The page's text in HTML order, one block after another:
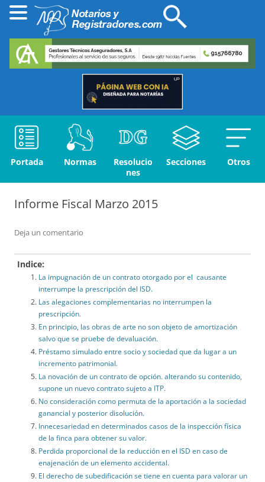
Portada Normas
Resolucio
nes
Secciones Otros
Informe Fiscal Marzo 2015
Deja un comentario
Indice:
La impugnación de un contrato otorgado por el causante
interrumpe la prescripción del ISD.
Las alegaciones complementarias no interrumpen la
prescripción.
En principio, las obras de arte no son objeto de amortización
salvo que se pruebe de devaluación.
Préstamo simulado entre socio y sociedad que da lugar a un
incremento patrimonial.
La novación de un contrato de opción. alterando su contenido,
supone un nuevo contrato sujeto a ITP.
No consideración como permuta de la aportación a la sociedad
ganancial y posterior disolución.
Innecesariedad en determinados casos de la inspección física
de la finca para obtener su valor.
Perdida proporcional de la reducción en el ISD en caso de
enajenación de un elemento accidental.
El derecho de subedificación se tiene en cuenta para valorar un